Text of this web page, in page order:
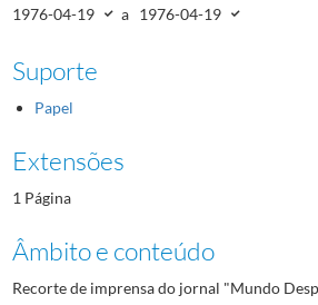
1976-04-19 a 1976-04-19
Suporte
Papel
Extensões
1 Página
Âmbito e conteúdo
Recorte de imprensa do jornal "Mundo